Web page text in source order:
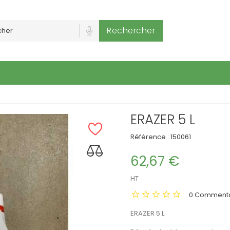
Rechercher
ERAZER 5 L
Référence : 150061
62,67 €
HT
0
ERAZER 5 L